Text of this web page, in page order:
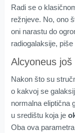
Radi se o
režnjeve. No, ono
oni narastu do
radiogalaksije, piše
Alcyoneus
Nakon što su
o kakvoj se
normalna eliptična
u središtu koja je
Oba ova